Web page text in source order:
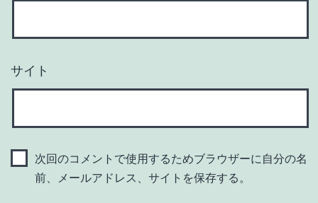
サイト
次回のコメントで使用するためブラウザーに自分の名
前、メールアドレス、サイトを保存する。